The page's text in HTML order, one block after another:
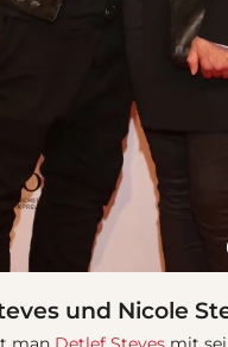
und Nicole